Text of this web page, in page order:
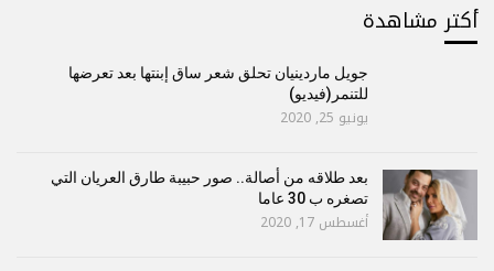
أكتر مشاهدة
جويل ماردينيان تحلق شعر ساق إبنتها بعد تعرضها
للتنمر(فيديو)
يونيو 25, 2020
بعد طلاقه من أصالة.. صور حبيبة طارق العريان التي
تصغره ب 30 عاما
أغسطس 17, 2020